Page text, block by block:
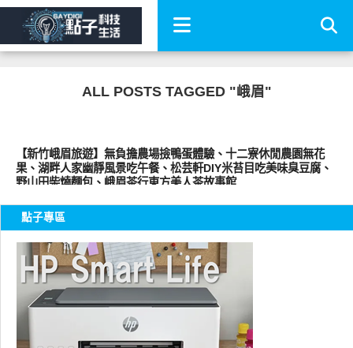
ALL POSTS TAGGED "峨眉"
【新竹峨眉旅遊】無負擔農場撿鴨蛋體驗、十二寮休閒農園無花
果、湖畔人家幽靜風景吃午餐、松芸軒DIY米苔目吃美味臭豆腐、
野山田柴燒麵包、峨眉茶行東方美人茶故事館
點子專區